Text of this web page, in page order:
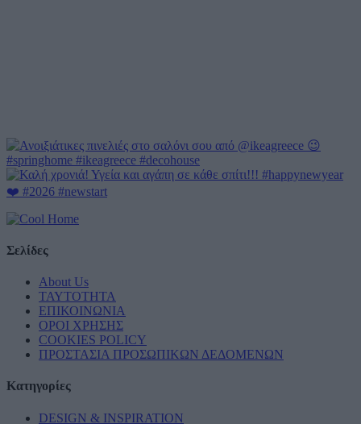
Σελίδες
About Us
ΤΑΥΤΟΤΗΤΑ
ΕΠΙΚΟΙΝΩΝΙΑ
ΟΡΟΙ ΧΡΗΣΗΣ
COOKIES POLICY
ΠΡΟΣΤΑΣΙΑ ΠΡΟΣΩΠΙΚΩΝ ΔΕΔΟΜΕΝΩΝ
Κατηγορίες
DESIGN & INSPIRATION